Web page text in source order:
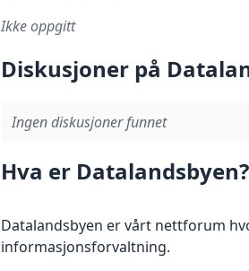
Ikke oppgitt
Diskusjoner på
Ingen diskusjoner funnet
Hva er Datalandsbyen?
Datalandsbyen er vårt nettforum
informasjonsforvaltning.